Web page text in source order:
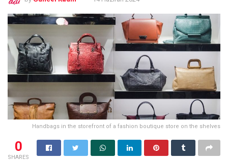
Handbags in the storefront of a fashion boutique store on the shelves
0
SHARES